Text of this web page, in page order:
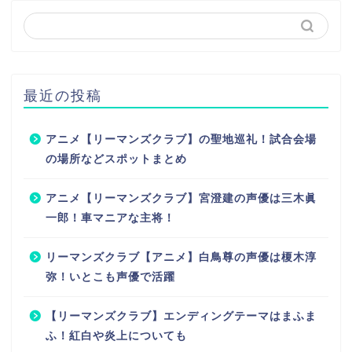
最近の投稿
アニメ【リーマンズクラブ】の聖地巡礼！試合会場
の場所などスポットまとめ
アニメ【リーマンズクラブ】宮澄建の声優は三木眞
一郎！車マニアな主将！
リーマンズクラブ【アニメ】白鳥尊の声優は榎木淳
弥！いとこも声優で活躍
【リーマンズクラブ】エンディングテーマはまふま
ふ！紅白や炎上についても